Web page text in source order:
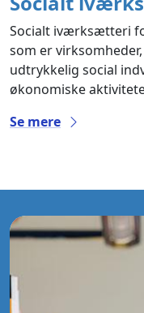
Socialt iværksætteri
som er
udtrykkelig social
økonomiske
Se mere